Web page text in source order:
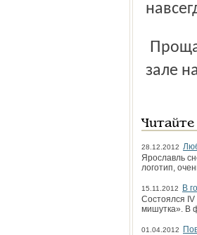
Прощание с Рэмом Юстиновым состоится в ритуальном
зале
28.12.2012
Ярославль
логотип,
15.11.2012
В
Состоялся
мишутка». В
01.04.2012